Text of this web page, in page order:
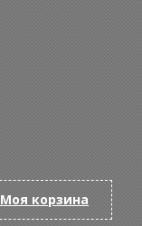
Моя корзина